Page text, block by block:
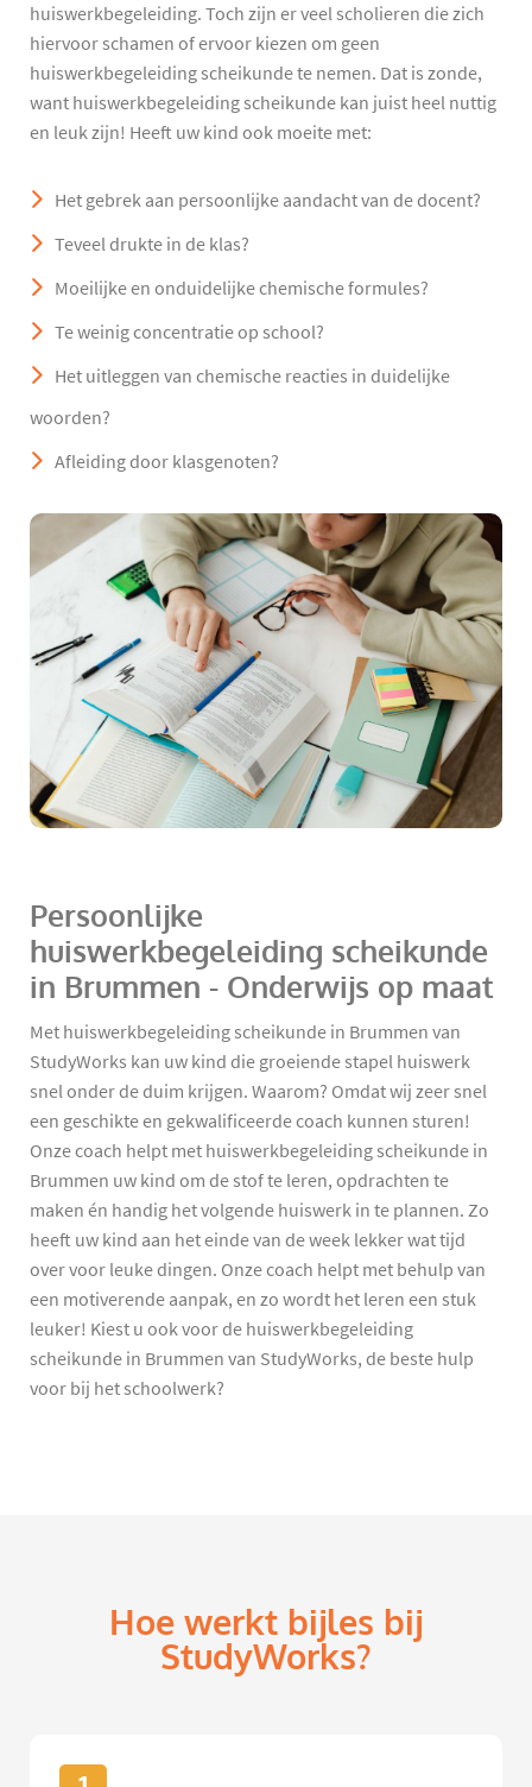
huiswerkbegeleiding. Toch zijn er veel scholieren die zich
hiervoor schamen of ervoor kiezen om geen
huiswerkbegeleiding scheikunde te nemen. Dat is zonde,
want huiswerkbegeleiding scheikunde kan juist heel nuttig
en leuk zijn! Heeft uw kind ook moeite met:
Het gebrek aan persoonlijke aandacht van de docent?
Teveel drukte in de klas?
Moeilijke en onduidelijke chemische formules?
Te weinig concentratie op school?
Het uitleggen van chemische reacties in duidelijke
woorden?
Afleiding door klasgenoten?
Persoonlijke
huiswerkbegeleiding scheikunde
in Brummen - Onderwijs op maat
Met huiswerkbegeleiding scheikunde in Brummen van
StudyWorks kan uw kind die groeiende stapel huiswerk
snel onder de duim krijgen. Waarom? Omdat wij zeer snel
een geschikte en gekwalificeerde coach kunnen sturen!
Onze coach helpt met huiswerkbegeleiding scheikunde in
Brummen uw kind om de stof te leren, opdrachten te
maken én handig het volgende huiswerk in te plannen. Zo
heeft uw kind aan het einde van de week lekker wat tijd
over voor leuke dingen. Onze coach helpt met behulp van
een motiverende aanpak, en zo wordt het leren een stuk
leuker! Kiest u ook voor de huiswerkbegeleiding
scheikunde in Brummen van StudyWorks, de beste hulp
voor bij het schoolwerk?
Hoe werkt bijles bij
StudyWorks?